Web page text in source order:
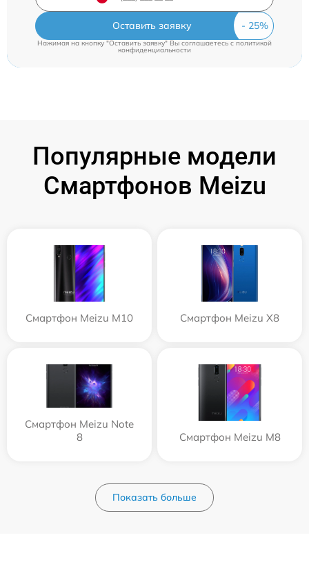
Оставить заявку
Нажимая на кнопку "Оставить заявку" Вы соглашаетесь cполитикой
конфиденциальности
Популярные модели
Смартфонов Meizu
Смартфон Meizu M10 Смартфон Meizu X8
Смартфон Meizu Note
8
Смартфон Meizu M8
Показать больше